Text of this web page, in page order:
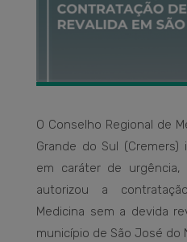
O Conselho Regional de
Grande do Sul
em caráter de
autorizou a
Medicina sem a devida
município de São José do